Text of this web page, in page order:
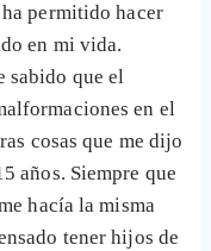
permitido hacer
en mi vida.
sabido que el
en el
cosas que me dijo
años. Siempre que
hacía la misma
tener hijos de